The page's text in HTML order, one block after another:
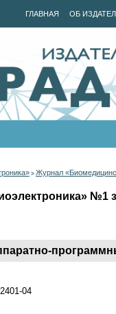
ГЛАВНАЯ ОБ
> Журнал
№1
04